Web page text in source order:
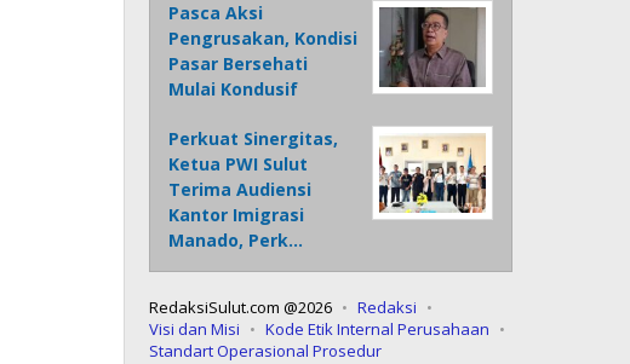
Pasca Aksi
Pengrusakan, Kondisi
Pasar Bersehati
Mulai Kondusif
Perkuat Sinergitas,
Ketua PWI Sulut
Terima Audiensi
Kantor Imigrasi
Manado, Perk…
RedaksiSulut.com @2026
Redaksi
Visi dan Misi
Kode Etik Internal Perusahaan
Standart Operasional Prosedur